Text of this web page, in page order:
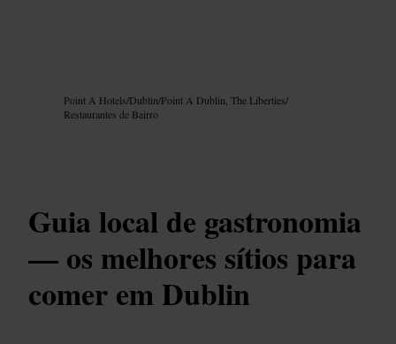
Point A Hotels/Dublin/Point A Dublin, The Liberties/
Restaurantes de Bairro
Guia local de gastronomia
— os melhores sítios para
comer em Dublin